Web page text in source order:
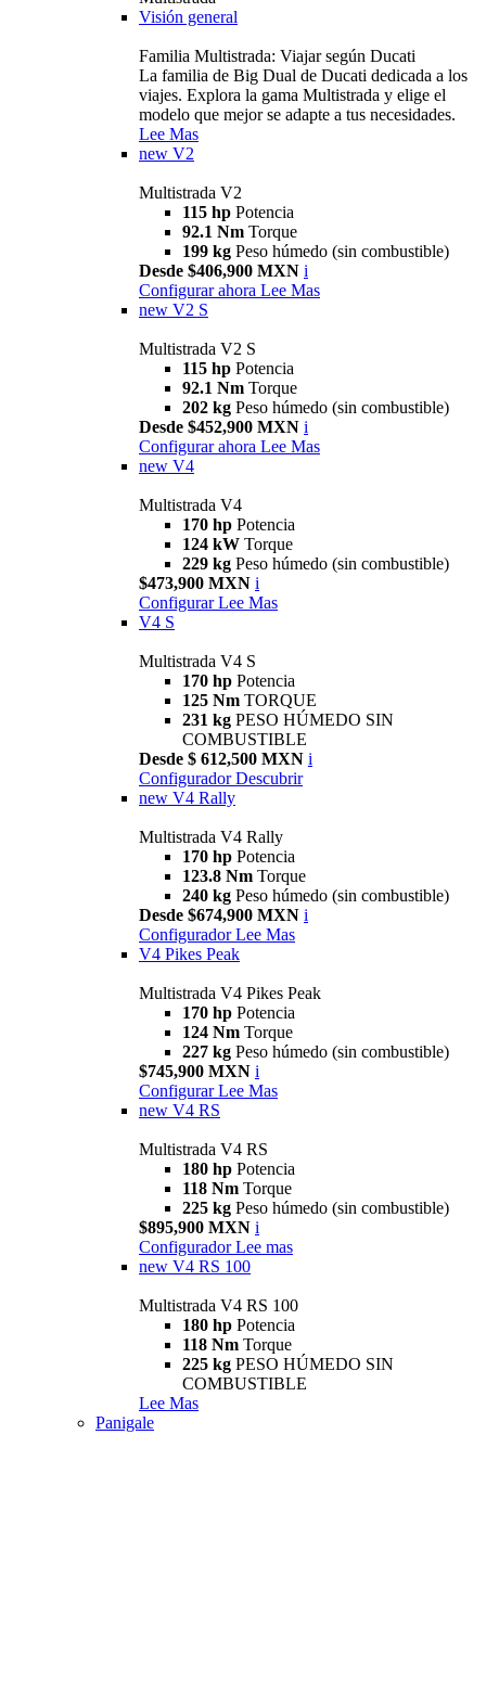
Visión general
Familia Multistrada: Viajar según Ducati
La familia de Big Dual de Ducati dedicada a los
viajes. Explora la gama Multistrada y elige el
modelo que mejor se adapte a tus necesidades.
Lee Mas
new V2
Multistrada V2
115 hp Potencia
92.1 Nm Torque
199 kg Peso húmedo (sin combustible)
Desde $406,900 MXN i
Configurar ahora Lee Mas
new V2 S
Multistrada V2 S
115 hp Potencia
92.1 Nm Torque
202 kg Peso húmedo (sin combustible)
Desde $452,900 MXN i
Configurar ahora Lee Mas
new V4
Multistrada V4
170 hp Potencia
124 kW Torque
229 kg Peso húmedo (sin combustible)
$473,900 MXN i
Configurar Lee Mas
V4 S
Multistrada V4 S
170 hp Potencia
125 Nm TORQUE
231 kg PESO HÚMEDO SIN
COMBUSTIBLE
Desde $ 612,500 MXN i
Configurador Descubrir
new V4 Rally
Multistrada V4 Rally
170 hp Potencia
123.8 Nm Torque
240 kg Peso húmedo (sin combustible)
Desde $674,900 MXN i
Configurador Lee Mas
V4 Pikes Peak
Multistrada V4 Pikes Peak
170 hp Potencia
124 Nm Torque
227 kg Peso húmedo (sin combustible)
$745,900 MXN i
Configurar Lee Mas
new V4 RS
Multistrada V4 RS
180 hp Potencia
118 Nm Torque
225 kg Peso húmedo (sin combustible)
$895,900 MXN i
Configurador Lee mas
new V4 RS 100
Multistrada V4 RS 100
180 hp Potencia
118 Nm Torque
225 kg PESO HÚMEDO SIN
COMBUSTIBLE
Lee Mas
Panigale